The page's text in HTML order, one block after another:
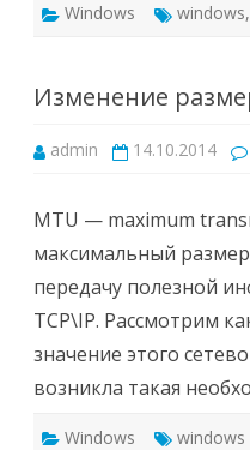
Windows windows,
Изменение
admin 14.10.2014
MTU — maximum
максимальный
передачу полезной
TCP\IP. Рассмотрим
значение этого
возникла такая
Windows windows